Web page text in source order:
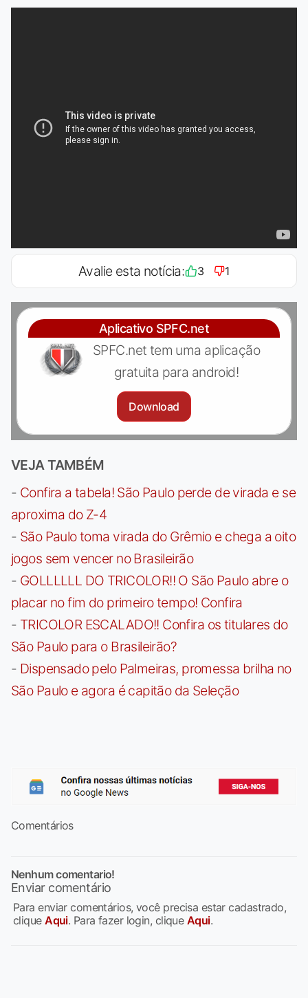
Avalie esta notícia: 3 1
Aplicativo SPFC.net
SPFC.net tem uma aplicação
gratuita para android!
Download
VEJA TAMBÉM
- Confira a tabela! São Paulo perde de virada e se
aproxima do Z-4
- São Paulo toma virada do Grêmio e chega a oito
jogos sem vencer no Brasileirão
- GOLLLLLL DO TRICOLOR!! O São Paulo abre o
placar no fim do primeiro tempo! Confira
- TRICOLOR ESCALADO!! Confira os titulares do
São Paulo para o Brasileirão?
- Dispensado pelo Palmeiras, promessa brilha no
São Paulo e agora é capitão da Seleção
Comentários
Nenhum comentario!
Enviar comentário
Para enviar comentários, você precisa estar cadastrado,
cliqueAqui. Para fazer login, clique Aqui.